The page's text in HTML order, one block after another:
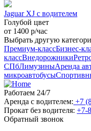
Jaguar XJ с водителем
Голубой цвет
от 1400 р/час
Выбрать другую
Премиум-классБизнес-
классВнедорожники
СПбЛимузиныАренда
микроавтобусы
Работаем 24/7
Аренда с водителем: +7
Прокат без водителя: +7-
Обратный звонок